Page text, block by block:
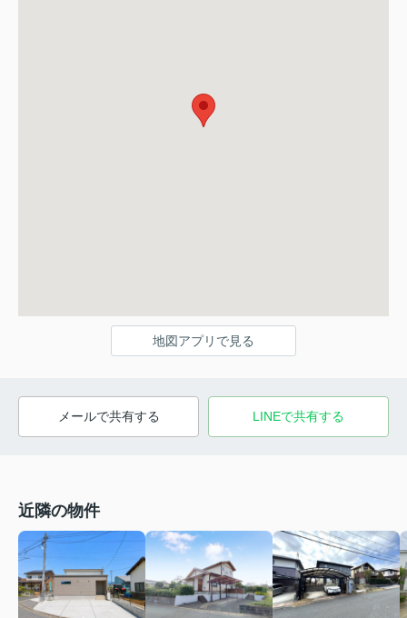
地図アプリで見る
メールで共有する LINEで共有する
近隣の物件